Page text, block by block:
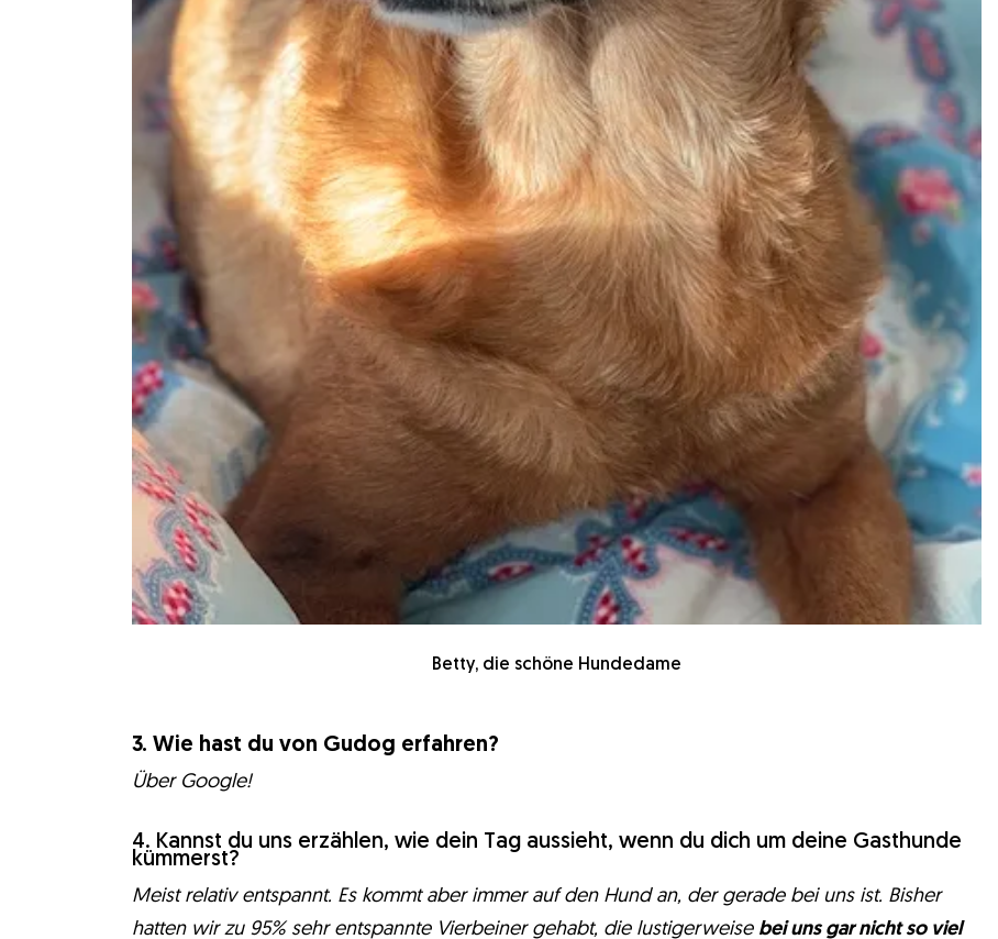
Betty, die schöne Hundedame
3. Wie hast du von Gudog erfahren?
Über Google!
4. Kannst du uns erzählen, wie dein Tag aussieht, wenn du dich um deine Gasthunde
kümmerst?
Meist relativ entspannt. Es kommt aber immer auf den Hund an, der gerade bei uns ist. Bisher
hatten wir zu 95% sehr entspannte Vierbeiner gehabt, die lustigerweise bei uns gar nicht so viel